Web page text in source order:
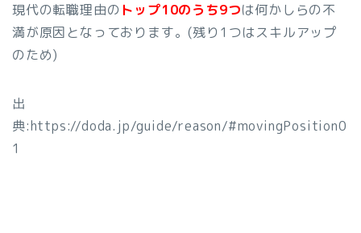
現代の転職理由の トップ10のうち9つは何かしらの不
満が原因となっております。(残り1つはスキルアップ
のため)
出
典:https://doda.jp/guide/reason/#movingPosition0
1